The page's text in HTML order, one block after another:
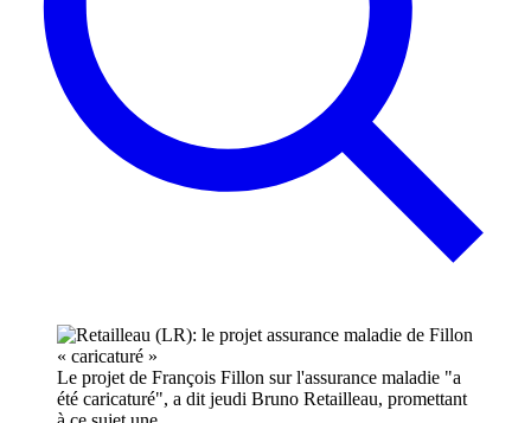
Le projet de François Fillon sur l'assurance maladie "a
été caricaturé", a dit jeudi Bruno Retailleau, promettant